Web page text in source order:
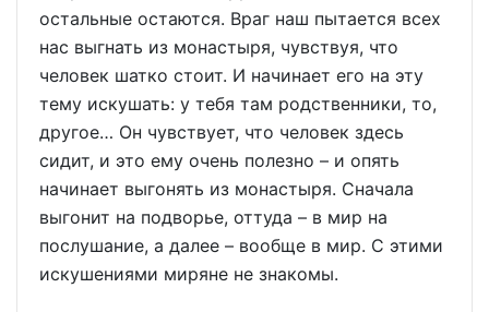
остальные остаются. Враг наш пытается всех
нас выгнать из монастыря, чувствуя, что
человек шатко стоит. И начинает его на эту
тему искушать: у тебя там родственники, то,
другое… Он чувствует, что человек здесь
сидит, и это ему очень полезно – и опять
начинает выгонять из монастыря. Сначала
выгонит на подворье, оттуда – в мир на
послушание, а далее – вообще в мир. С этими
искушениями миряне не знакомы.